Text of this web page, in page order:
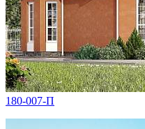
180-007-П